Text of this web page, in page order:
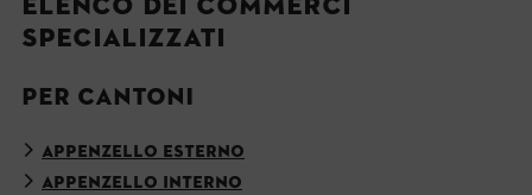
SPECIALIZZATI
PER CANTONI
APPENZELLO ESTERNO
APPENZELLO INTERNO